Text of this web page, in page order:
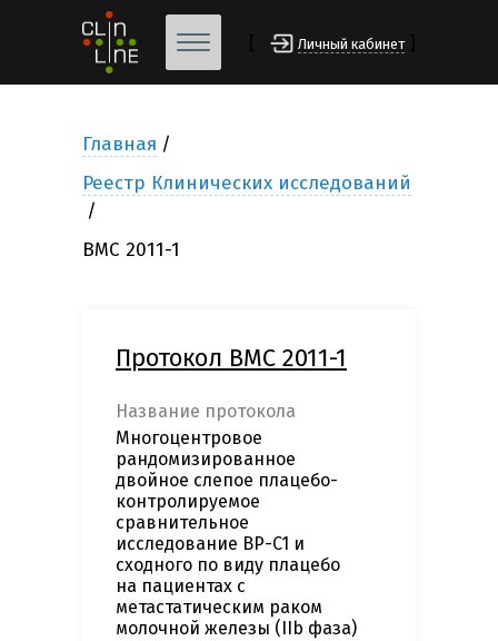
Личный кабинет
Главная
Реестр Клинических исследований
BMC 2011-1
Протокол BMC 2011-1
Название протокола
Многоцентровое
рандомизированное
двойное слепое плацебо-
контролируемое
сравнительное
исследование BP-C1 и
сходного по виду плацебо
на пациентах с
метастатическим раком
молочной железы (IIb фаза)